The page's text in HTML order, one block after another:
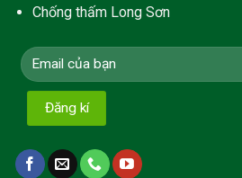
Chống thấm Long Sơn